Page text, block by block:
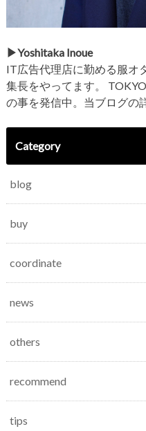
▶︎Yoshitaka Inoue
IT広告代理店に勤める服オ
集長をやってます。
の事を発信中。当ブログの
Category
blog
buy
coordinate
news
others
recommend
tips